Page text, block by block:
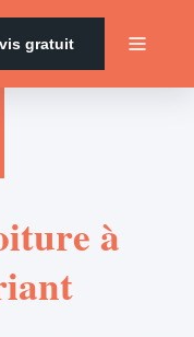
gratuit
à